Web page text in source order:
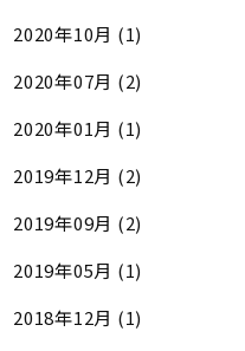
2020年10月 (1)
2020年07月 (2)
2020年01月 (1)
2019年12月 (2)
2019年09月 (2)
2019年05月 (1)
2018年12月 (1)